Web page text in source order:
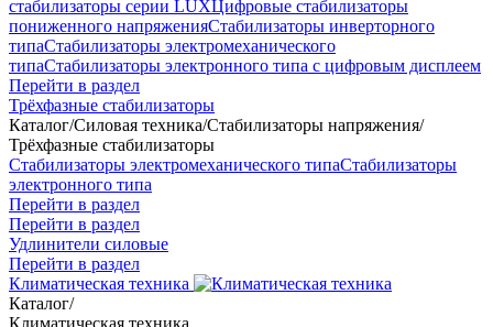
стабилизаторы серии LUXЦифровые стабилизаторы
пониженного напряженияСтабилизаторы инверторного
типаСтабилизаторы электромеханического
типаСтабилизаторы электронного типа с цифровым дисплеем
Перейти в раздел
Трёхфазные стабилизаторы
Каталог/Силовая техника/Стабилизаторы напряжения/
Трёхфазные стабилизаторы
Стабилизаторы электромеханического типаСтабилизаторы
электронного типа
Перейти в раздел
Перейти в раздел
Удлинители силовые
Перейти в раздел
Климатическая техника
Каталог/
Климатическая техника